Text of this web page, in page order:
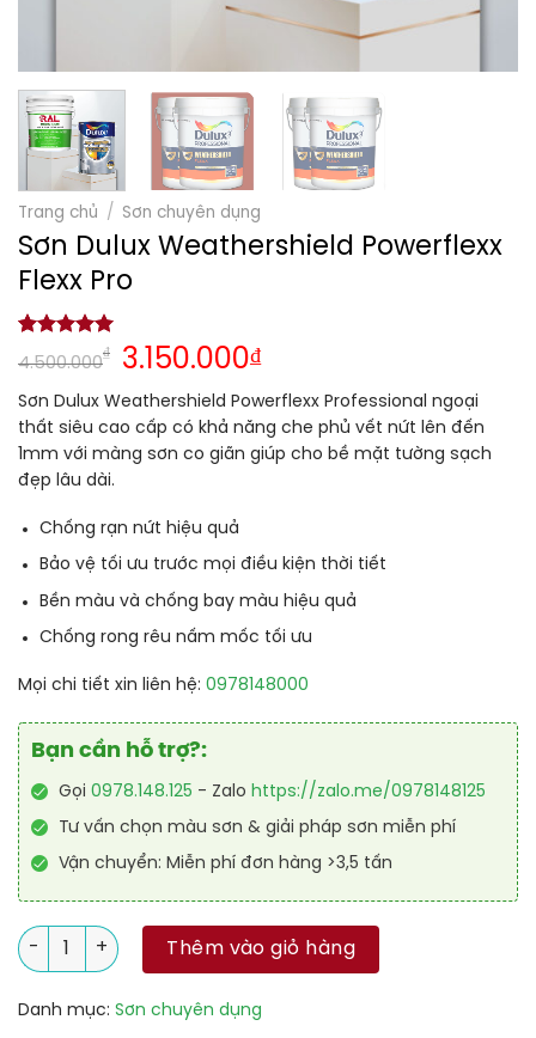
Trang chủ / Sơn chuyên dụng
Sơn Dulux Weathershield Powerflexx
Flexx Pro
5.00trên 5
dựa trên
đánh giá
4.500.000
₫ 3.150.000₫
Sơn Dulux Weathershield Powerflexx Professional ngoại
thất siêu cao cấp có khả năng che phủ vết nứt lên đến
1mm với màng sơn co giãn giúp cho bề mặt tường sạch
đẹp lâu dài.
Chống rạn nứt hiệu quả
Bảo vệ tối ưu trước mọi điều kiện thời tiết
Bền màu và chống bay màu hiệu quả
Chống rong rêu nấm mốc tối ưu
Mọi chi tiết xin liên hệ: 0978148000
Bạn cần hỗ trợ?:
Gọi 0978.148.125 - Zalo https://zalo.me/0978148125
Tư vấn chọn màu sơn & giải pháp sơn miễn phí
Vận chuyển: Miễn phí đơn hàng >3,5 tấn
Sơn Dulux Weathershield Powerflexx Flexx Pro số lượng
Thêm vào giỏ hàng
Danh mục: Sơn chuyên dụng